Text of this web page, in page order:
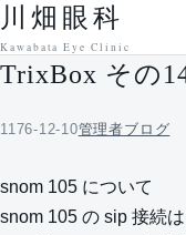
本文へ移動
川畑眼科
Kawabata Eye Clinic
TrixBox その
1176-12-10管理者ブログ
snom 105 について
snom 105 の sip 接続